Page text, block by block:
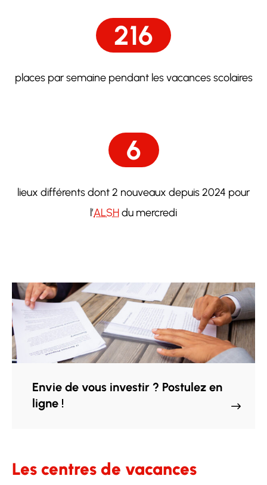
216
places par semaine pendant les vacances scolaires
6
lieux différents dont 2 nouveaux depuis 2024 pour
l’ALSHdu mercredi
Envie de vous investir ? Postulez en
ligne !
Les centres de vacances